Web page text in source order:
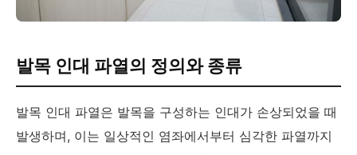
발목 인대 파열의 정의와 종류
발목 인대 파열은 발목을 구성하는 인대가 손상되었을 때
발생하며, 이는 일상적인 염좌에서부터 심각한 파열까지